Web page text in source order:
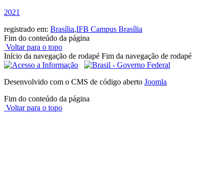
2021
registrado em: Brasília,IFB Campus Brasília
Fim do conteúdo da página
Voltar para o topo
Início da navegação de rodapé Fim da navegação de rodapé
Desenvolvido com o CMS de código aberto Joomla
Fim do conteúdo da página
Voltar para o topo